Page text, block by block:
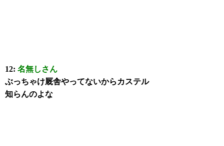
12:名無しさん
ぶっちゃけ厩舎やってないからカステル
知らんのよな